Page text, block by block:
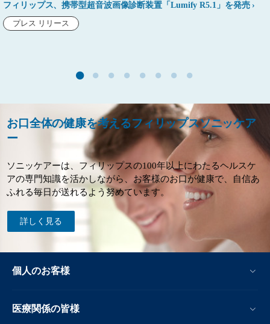
フィリップス、携帯型超音波画像診断装置「Lumify R5.1」を発売
プレス リリース
お口全体の健康を考えるフィリップスソニッケア
ー
ソニッケアーは、フィリップスの100年以上にわたるヘルスケ
アの専門知識を活かしながら、お客様のお口が健康で、自信あ
ふれる毎日が送れるよう努めています。
詳しく見る
個人のお客様
医療関係の皆様